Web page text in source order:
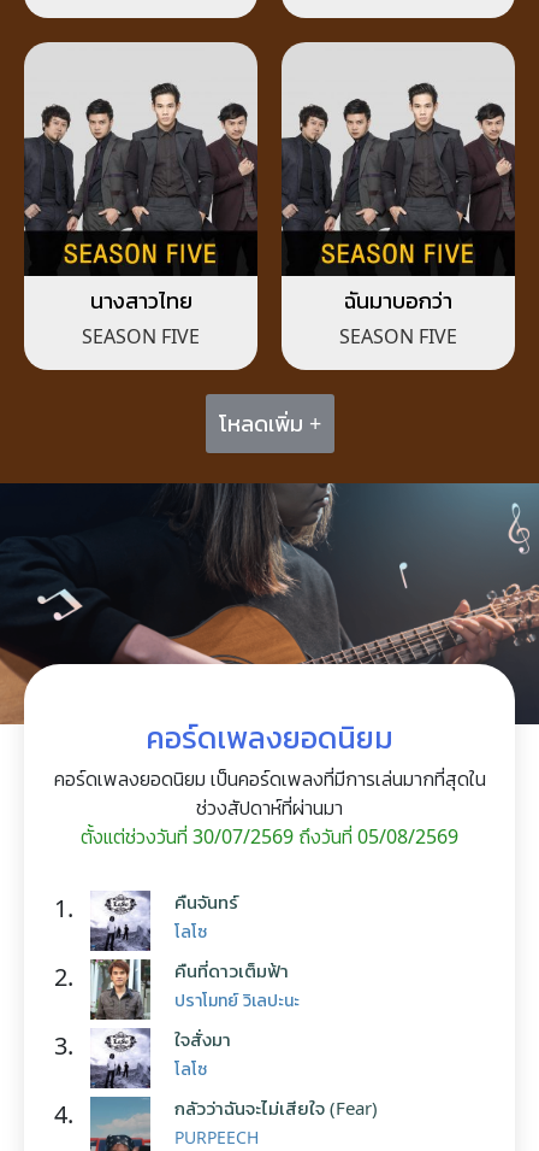
นางสาวไทย
SEASON FIVE
ฉันมาบอกว่า
SEASON FIVE
โหลดเพิ่ม +
คอร์ดเพลงยอดนิยม
คอร์ดเพลงยอดนิยม เป็นคอร์ดเพลงที่มีการเล่นมากที่สุดใน
ช่วงสัปดาห์ที่ผ่านมา
ตั้งแต่ช่วงวันที่ 30/07/2569 ถึงวันที่ 05/08/2569
1. คืนจันทร์
โลโซ
2. คืนที่ดาวเต็มฟ้า
ปราโมทย์ วิเลปะนะ
3. ใจสั่งมา
โลโซ
4. กลัวว่าฉันจะไม่เสียใจ (Fear)
PURPEECH